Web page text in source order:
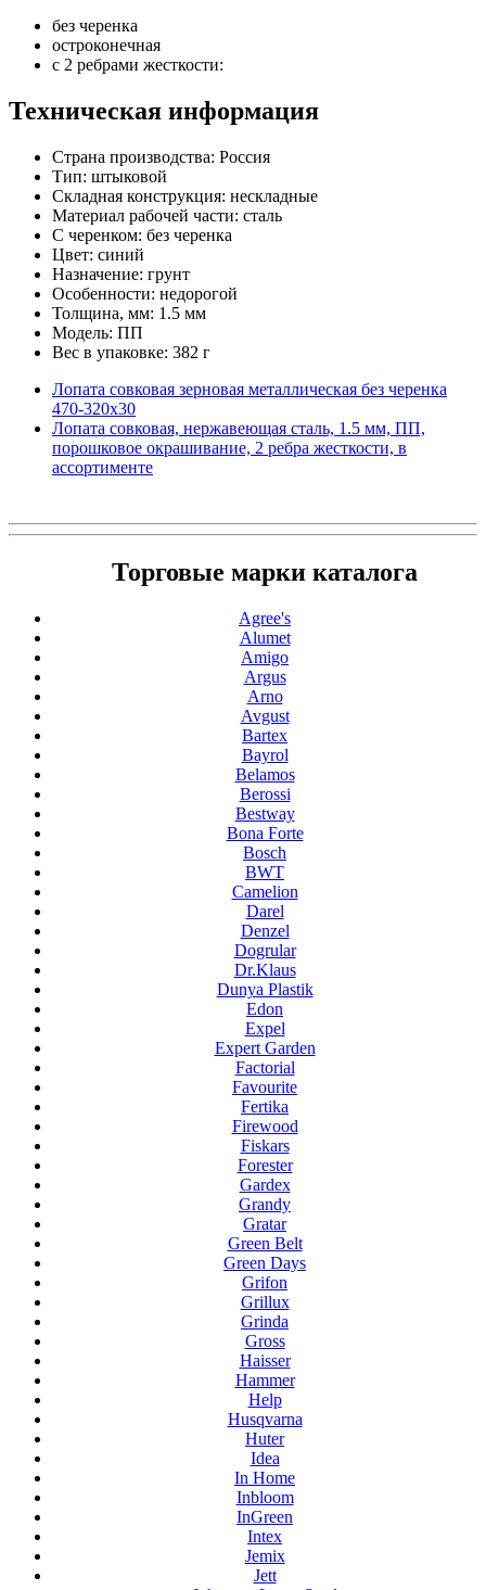
без черенка
остроконечная
с 2 ребрами жесткости:
Техническая информация
Страна производства: Россия
Тип: штыковой
Складная конструкция: нескладные
Материал рабочей части: сталь
С черенком: без черенка
Цвет: синий
Назначение: грунт
Особенности: недорогой
Толщина, мм: 1.5 мм
Модель: ПП
Вес в упаковке: 382 г
Лопата совковая зерновая металлическая без черенка
470-320х30
Лопата совковая, нержавеющая сталь, 1.5 мм, ПП,
порошковое окрашивание, 2 ребра жесткости, в
ассортименте
Торговые марки каталога
Agree's
Alumet
Amigo
Argus
Arno
Avgust
Bartex
Bayrol
Belamos
Berossi
Bestway
Bona Forte
Bosch
BWT
Camelion
Darel
Denzel
Dogrular
Dr.Klaus
Dunya Plastik
Edon
Expel
Expert Garden
Factorial
Favourite
Fertika
Firewood
Fiskars
Forester
Gardex
Grandy
Gratar
Green Belt
Green Days
Grifon
Grillux
Grinda
Gross
Haisser
Hammer
Help
Husqvarna
Huter
Idea
In Home
Inbloom
InGreen
Intex
Jemix
Jett